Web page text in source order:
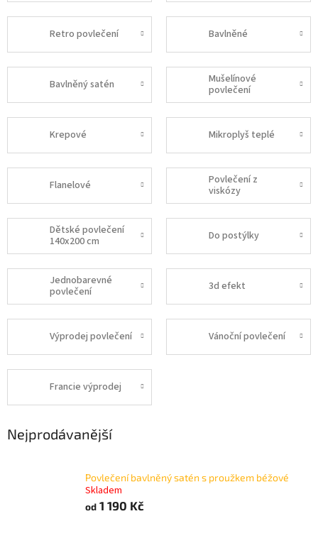
Retro povlečení Bavlněné
Bavlněný satén
Mušelínové
povlečení
Krepové Mikroplyš teplé
Flanelové
Povlečení z
viskózy
Dětské povlečení
140x200 cm
Do postýlky
Jednobarevné
povlečení
3d efekt
Výprodej povlečení Vánoční povlečení
Francie výprodej
Nejprodávanější
Povlečení bavlněný satén s proužkem béžové
Skladem
od 1 190 Kč